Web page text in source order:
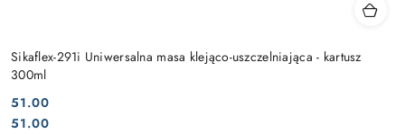
Sikaflex-291i Uniwersalna masa klejąco-uszczelniająca - kartusz
300ml
Cena:
51.00
Cena:
51.00